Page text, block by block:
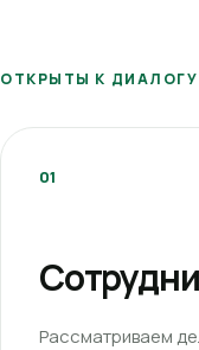
ОТКРЫТЫ К ДИАЛОГУ
01
Рассматриваем